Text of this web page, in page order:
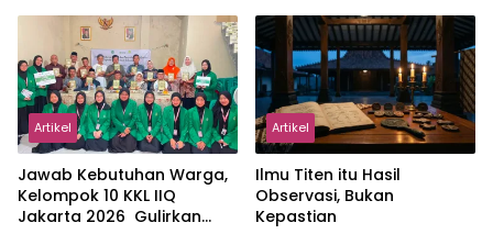
dalam Pemikiran Masykuri
Abdillah
Artikel
Jawab Kebutuhan Warga,
Kelompok 10 KKL IIQ
Jakarta 2026 Gulirkan
Artikel
Ilmu Titen itu Hasil
Observasi, Bukan
Kepastian